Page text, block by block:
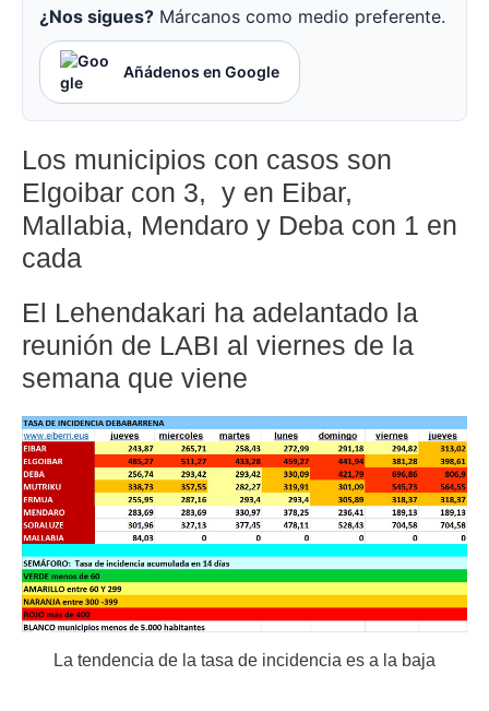
¿Nos sigues? Márcanos como medio preferente.
Añádenos en Google
Los municipios con casos son
Elgoibar con 3, y en Eibar,
Mallabia, Mendaro y Deba con 1 en
cada
El Lehendakari ha adelantado la
reunión de LABI al viernes de la
semana que viene
La tendencia de la tasa de incidencia es a la baja